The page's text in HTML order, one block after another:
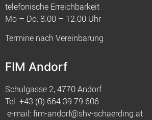
telefonische Erreichbarkeit
Mo – Do: 8.00 – 12.00 Uhr
Termine nach Vereinbarung
FIM Andorf
Schulgasse 2, 4770 Andorf
Tel. +43 (0) 664 39 79 606
e-mail:fim-andorf@shv-schaerding.at